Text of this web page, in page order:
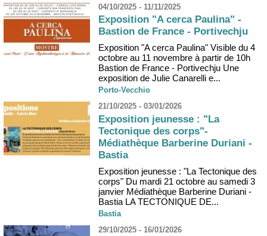
04/10/2025 - 11/11/2025
Exposition "A cerca Paulina" -
Bastion de France - Portivechju
Exposition "A cerca Paulina" Visible du 4
octobre au 11 novembre à partir de 10h
Bastion de France - Portivechju Une
exposition de Julie Canarelli e...
Porto-Vecchio
21/10/2025 - 03/01/2026
Exposition jeunesse : "La
Tectonique des corps"-
Médiathèque Barberine Duriani -
Bastia
Exposition jeunesse : "La Tectonique des
corps" Du mardi 21 octobre au samedi 3
janvier Médiathèque Barberine Duriani -
Bastia LA TECTONIQUE DE...
Bastia
29/10/2025 - 16/01/2026